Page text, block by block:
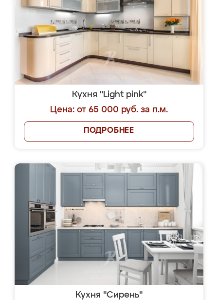
Кухня "Light pink"
Цена: от 65 000 руб. за п.м.
ПОДРОБНЕЕ
Кухня "Сирень"